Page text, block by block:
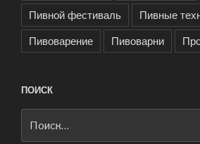
Пивной фестиваль
Пивные
Пивоварение
Пивоварни
ПОИСК